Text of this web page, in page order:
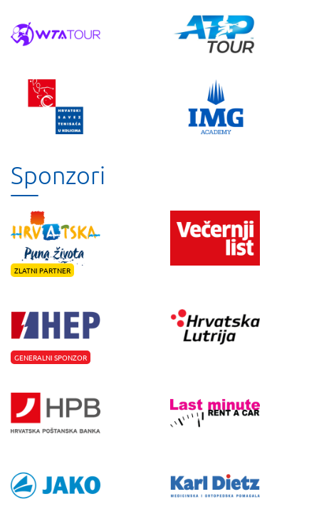
Sponzori
ZLATNI PARTNER
GENERALNI SPONZOR